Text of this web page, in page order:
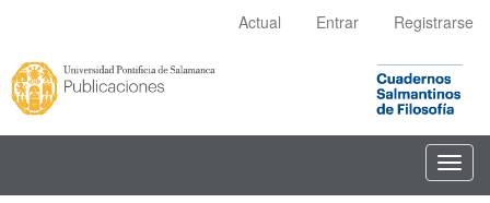
principal
Barra
lateral
Actual Entrar Registrarse